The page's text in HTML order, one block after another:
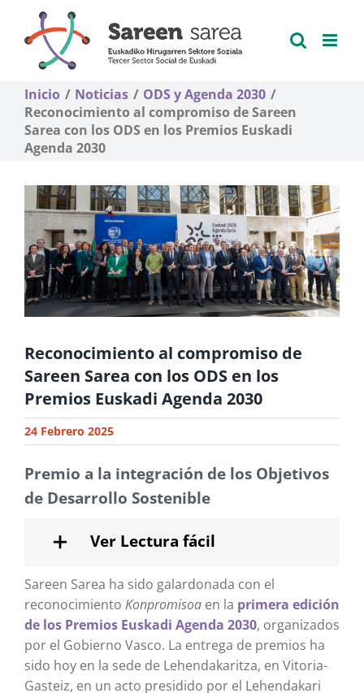
contenido
Inicio Noticias
ODS y Agenda 2030
Reconocimiento al compromiso de Sareen
Sarea con los ODS en los Premios Euskadi
Agenda 2030
Reconocimiento al compromiso de
Sareen Sarea con los ODS en los
Premios Euskadi Agenda 2030
24 Febrero 2025
Premio a la integración de los Objetivos
de Desarrollo Sostenible
Ver Lectura fácil
Sareen Sarea ha sido galardonada con el
reconocimiento Konpromisoaen la primera edición
de los Premios Euskadi Agenda 2030, organizados
por el Gobierno Vasco. La entrega de premios ha
sido hoy en la sede de Lehendakaritza, en Vitoria-
Gasteiz, en un acto presidido por el Lehendakari